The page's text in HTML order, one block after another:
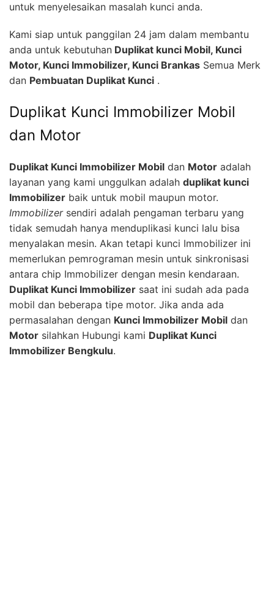
untuk menyelesaikan masalah kunci anda.
Kami siap untuk panggilan 24 jam dalam membantu
anda untuk kebutuhan Duplikat kunci Mobil, Kunci
Motor, Kunci Immobilizer, Kunci Brankas Semua Merk
dan Pembuatan Duplikat Kunci .
Duplikat Kunci Immobilizer Mobil
dan Motor
Duplikat Kunci Immobilizer Mobil dan Motor adalah
layanan yang kami unggulkan adalah duplikat kunci
Immobilizer baik untuk mobil maupun motor.
Immobilizersendiri adalah pengaman terbaru yang
tidak semudah hanya menduplikasi kunci lalu bisa
menyalakan mesin. Akan tetapi kunci Immobilizer ini
memerlukan pemrograman mesin untuk sinkronisasi
antara chip Immobilizer dengan mesin kendaraan.
Duplikat Kunci Immobilizer saat ini sudah ada pada
mobil dan beberapa tipe motor. Jika anda ada
permasalahan dengan Kunci Immobilizer Mobil dan
Motor silahkan Hubungi kami Duplikat Kunci
Immobilizer Bengkulu.